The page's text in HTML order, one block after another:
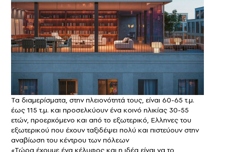
Τα διαμερίσματα, στην πλειονότητά τους, είναι 60-65 τ.μ.
έως 115 τ.μ. και προσελκύουν ένα κοινό ηλικίας 30-55
ετών, προερχόμενο και από το εξωτερικό, Ελληνες του
εξωτερικού που έχουν ταξιδέψει πολύ και πιστεύουν στην
αναβίωση του κέντρου των πόλεων